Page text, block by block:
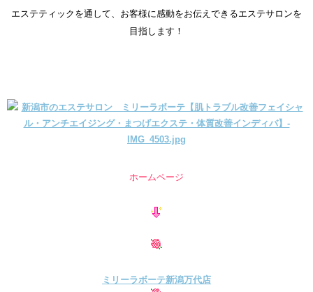
エステティックを通して、お客様に感動をお伝えできるエステサロンを
目指します！
ホームページ
ミリーラボーテ新潟万代店